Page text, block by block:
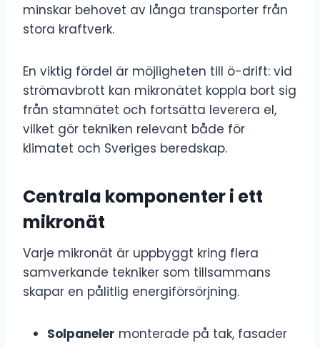
minskar behovet av långa transporter från
stora kraftverk.
En viktig fördel är möjligheten till ö-drift: vid
strömavbrott kan mikronätet koppla bort sig
från stamnätet och fortsätta leverera el,
vilket gör tekniken relevant både för
klimatet och Sveriges beredskap.
Centrala komponenter i ett
mikronät
Varje mikronät är uppbyggt kring flera
samverkande tekniker som tillsammans
skapar en pålitlig energiförsörjning.
Solpaneler monterade på tak, fasader